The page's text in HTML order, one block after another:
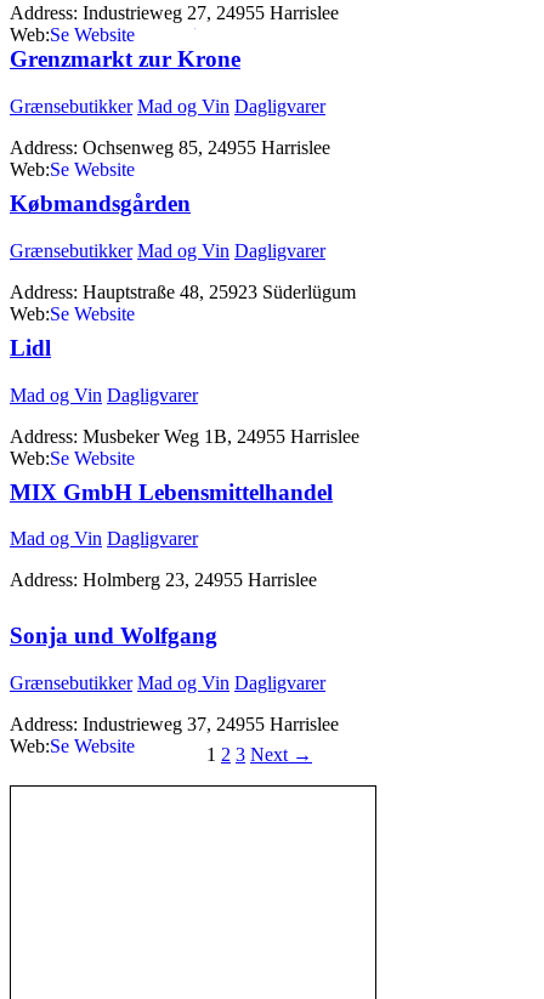
Address: Industrieweg 27, 24955 Harrislee
Web:http://fleggaard.dk/
Grenzmarkt zur Krone
Grænsebutikker Mad og Vin Dagligvarer
Address: Ochsenweg 85, 24955 Harrislee
Web:http://www.zurkrone.dk
Købmandsgården
Grænsebutikker Mad og Vin Dagligvarer
Address: Hauptstraße 48, 25923 Süderlügum
Web:https://kobmandsgaarden.dk
Lidl
Mad og Vin Dagligvarer
Address: Musbeker Weg 1B, 24955 Harrislee
Web:http://www.lidl.de
MIX GmbH Lebensmittelhandel
Mad og Vin Dagligvarer
Address: Holmberg 23, 24955 Harrislee
Sonja und Wolfgang
Grænsebutikker Mad og Vin Dagligvarer
Address: Industrieweg 37, 24955 Harrislee
Web:http://www.sowo.dk 1 2 3 Next →